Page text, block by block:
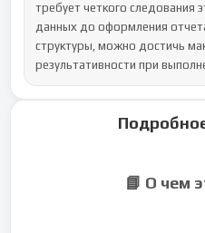
требует четкого
данных до оформления
структуры, можно достичь
результативности при
📘 О чем